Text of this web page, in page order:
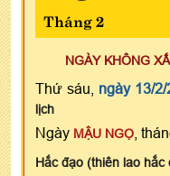
Tháng 2
NGÀY KHÔNG
Thứ sáu, ngày 13/
lịch
Ngày MẬU NGỌ ,
Hắc đạo (thiên lao hắc